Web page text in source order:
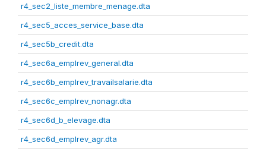
r4_sec2_liste_membre_menage.dta
r4_sec5_acces_service_base.dta
r4_sec5b_credit.dta
r4_sec6a_emplrev_general.dta
r4_sec6b_emplrev_travailsalarie.dta
r4_sec6c_emplrev_nonagr.dta
r4_sec6d_b_elevage.dta
r4_sec6d_emplrev_agr.dta